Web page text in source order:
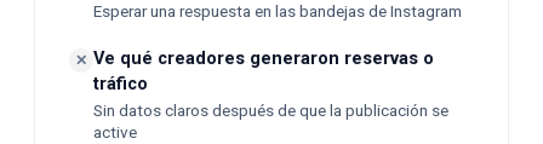
Esperar una respuesta en las bandejas de Instagram
✕ Ve qué creadores generaron reservas o
tráfico
Sin datos claros después de que la publicación se
active